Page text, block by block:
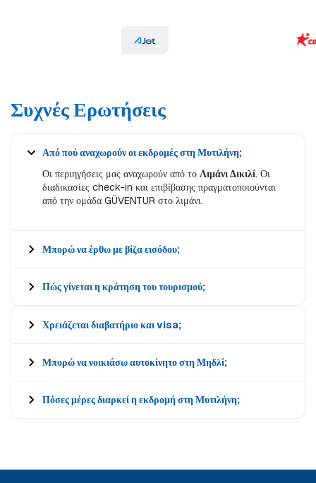
Συχνές Ερωτήσεις
Από πού αναχωρούν οι εκδρομές στη Μυτιλήνη;
Οι περιηγήσεις μας αναχωρούν από το Λιμάνι Δικιλί. Οι
διαδικασίες check-in και επιβίβασης πραγματοποιούνται
από την ομάδα GÜVENTUR στο λιμάνι.
Μπορώ να έρθω με βίζα εισόδου;
Πώς γίνεται η κράτηση του τουρισμού;
Χρειάζεται διαβατήριο και visa;
Μπορώ να νοικιάσω αυτοκίνητο στη Μηδλί;
Πόσες μέρες διαρκεί η εκδρομή στη Μυτιλήνη;